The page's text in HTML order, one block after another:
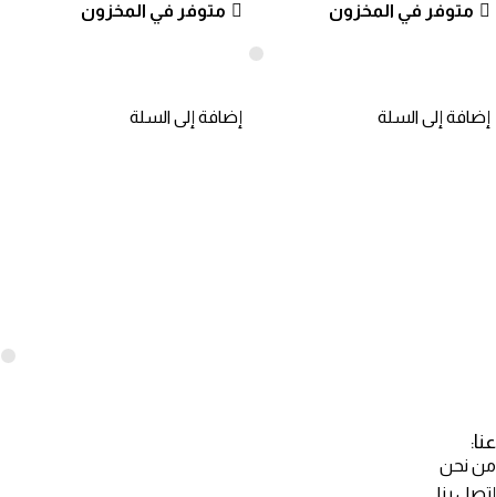
متوفر في المخزون
إضافة إلى السلة
متوفر في المخزون
إضافة إلى السلة
عنا:
من نحن